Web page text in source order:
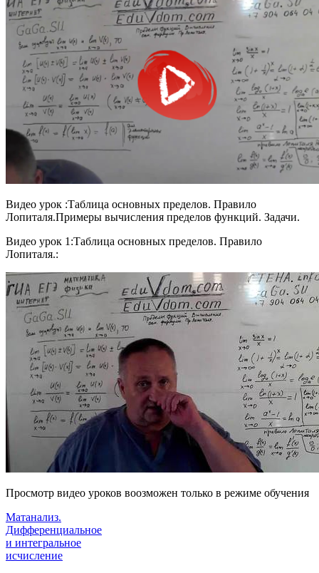
Видео урок :Таблица основных пределов. Правило
Лопиталя.Примеры вычисления пределов функций. Задачи.
Видео урок 1:Таблица основных пределов. Правило
Лопиталя.:
Просмотр видео уроков воозможен только в режиме обучения
Матанализ.
Дифференциальное
и интегральное
исчисление